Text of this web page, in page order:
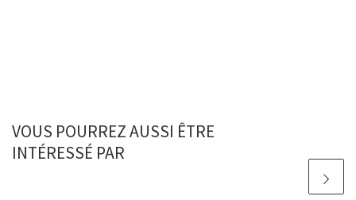
VOUS POURREZ AUSSI ÊTRE
INTÉRESSÉ PAR